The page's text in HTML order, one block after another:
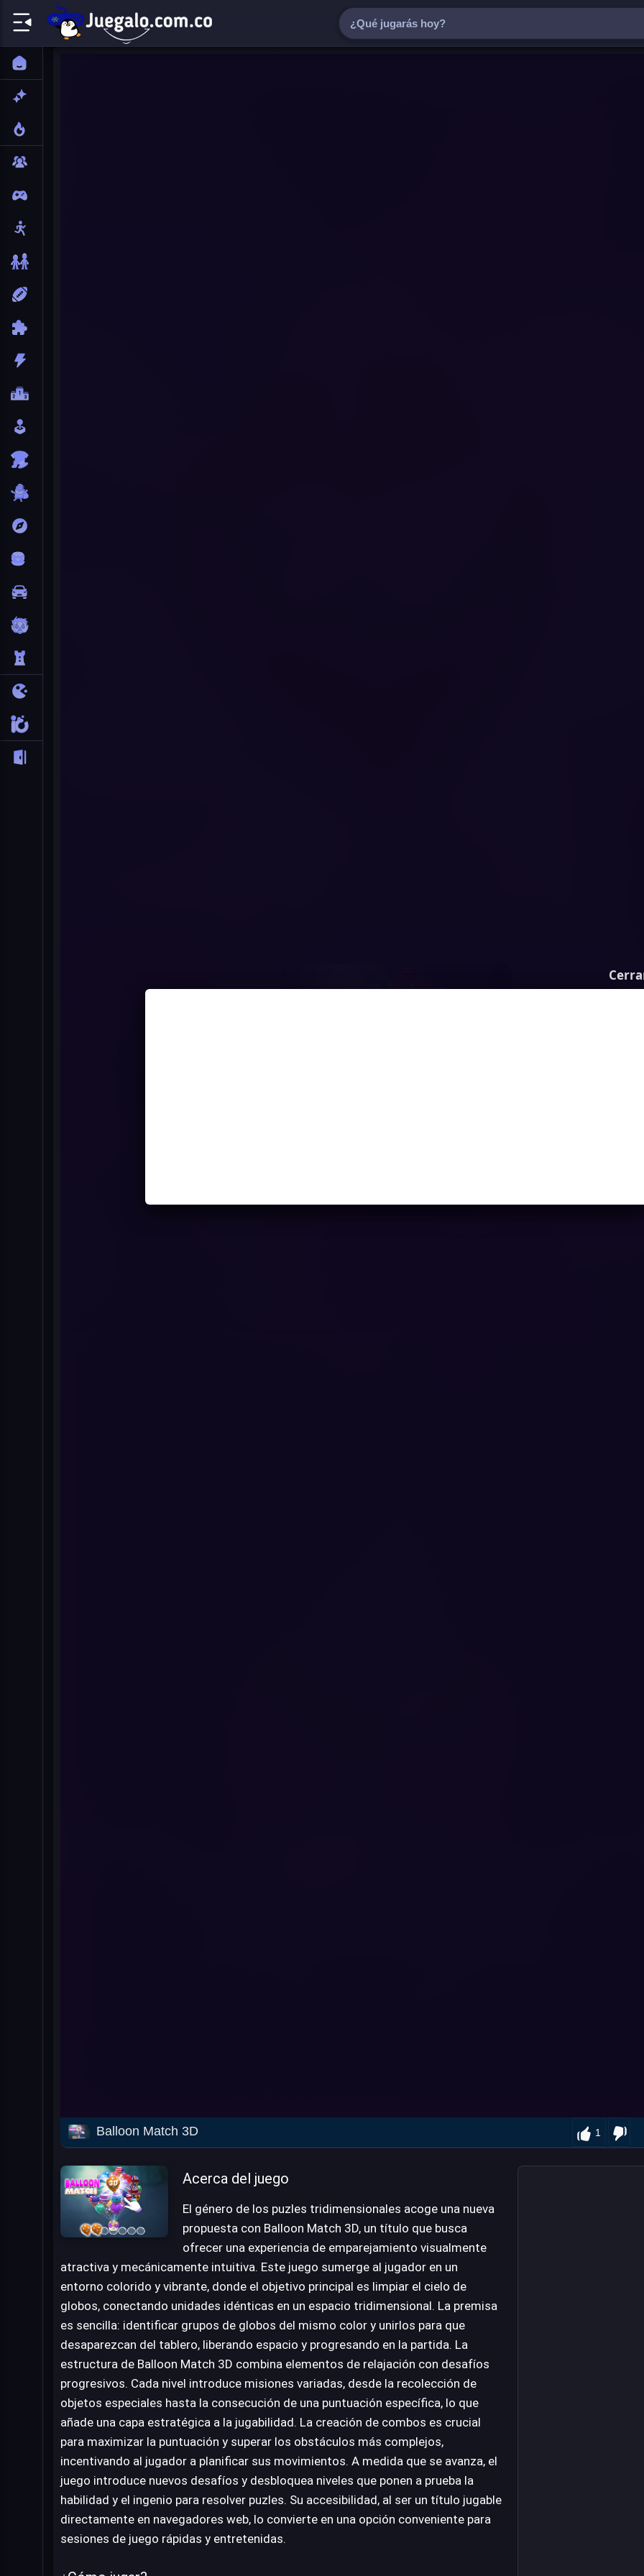
Balloon Match 3D 1
Acerca del juego
El género de los puzles tridimensionales acoge una nueva
propuesta con Balloon Match 3D, un título que busca
ofrecer una experiencia de emparejamiento visualmente
atractiva y mecánicamente intuitiva. Este juego sumerge al jugador en un
entorno colorido y vibrante, donde el objetivo principal es limpiar el cielo de
globos, conectando unidades idénticas en un espacio tridimensional. La premisa
es sencilla: identificar grupos de globos del mismo color y unirlos para que
desaparezcan del tablero, liberando espacio y progresando en la partida. La
estructura de Balloon Match 3D combina elementos de relajación con desafíos
progresivos. Cada nivel introduce misiones variadas, desde la recolección de
objetos especiales hasta la consecución de una puntuación específica, lo que
añade una capa estratégica a la jugabilidad. La creación de combos es crucial
para maximizar la puntuación y superar los obstáculos más complejos,
incentivando al jugador a planificar sus movimientos. A medida que se avanza, el
juego introduce nuevos desafíos y desbloquea niveles que ponen a prueba la
habilidad y el ingenio para resolver puzles. Su accesibilidad, al ser un título jugable
directamente en navegadores web, lo convierte en una opción conveniente para
sesiones de juego rápidas y entretenidas.